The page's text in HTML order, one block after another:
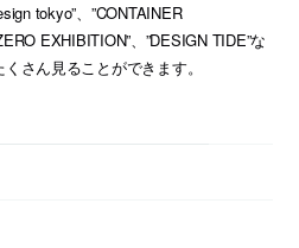
tokyo”、”CONTAINER
EXHIBITION”、”DESIGN TIDE”な
さん見ることができます。